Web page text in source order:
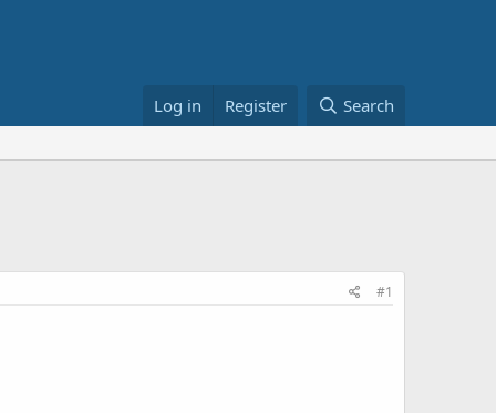
Log in Register Search
#1